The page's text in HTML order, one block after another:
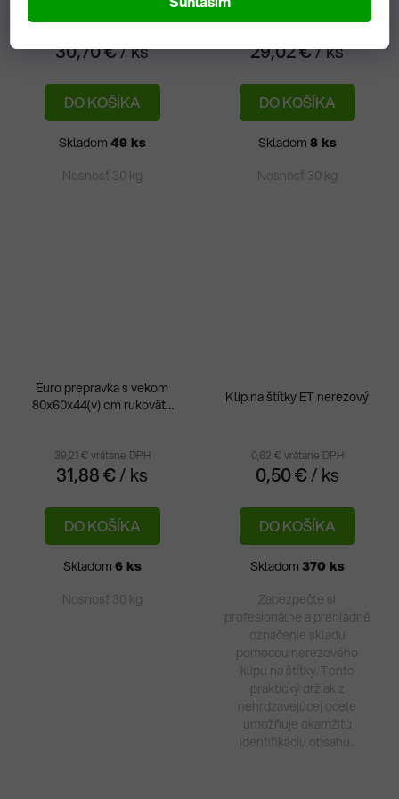
30,70 €/ ks
DO KOŠÍKA
Skladom 49 ks
Nosnosť 30 kg
29,02 €/ ks
DO KOŠÍKA
Skladom 8 ks
Nosnosť 30 kg
Euro prepravka s vekom
80x60x44(v) cm rukoväte
39,21 € vrátane DPH
31,88 €/ ks
DO KOŠÍKA
Skladom 6 ks
Nosnosť 30 kg
Klip na štítky ET nerezový
0,62 € vrátane DPH
0,50 €/ ks
DO KOŠÍKA
Skladom 370 ks
Zabezpečte si
profesionálne a prehľadné
označenie skladu
pomocou nerezového
klipu na štítky. Tento
praktický držiak z
nehrdzavejúcej ocele
umožňuje okamžitú
identifikáciu obsahu...